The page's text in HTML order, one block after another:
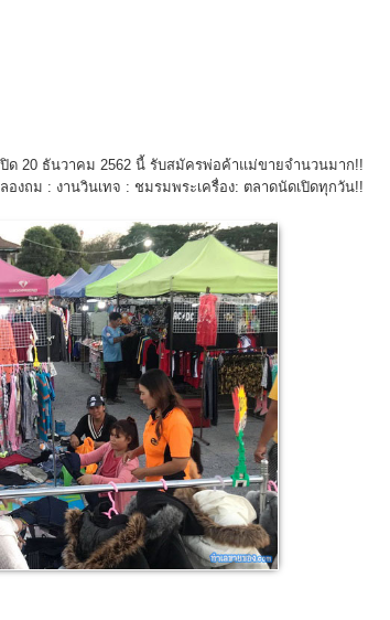
ด 20 ธันวาคม 2562 นี้ รับสมัครพ่อค้าแม่ขายจำนวนมาก!!
งถม : งานวินเทจ : ชมรมพระเครื่อง: ตลาดนัดเปิดทุกวัน!!